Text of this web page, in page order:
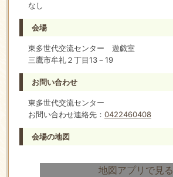
なし
会場
東多世代交流センター 遊戯室
三鷹市牟礼２丁目13－19
お問い合わせ
東多世代交流センター
お問い合わせ連絡先： 0422460408
会場の地図
地図アプリで見る